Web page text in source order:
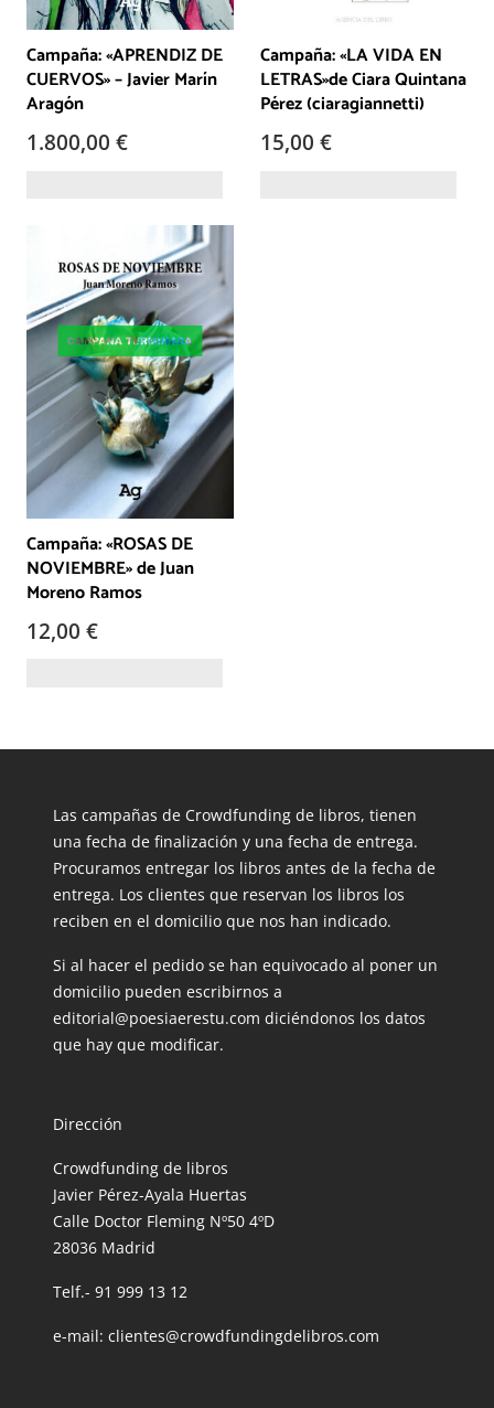
Campaña: «APRENDIZ DE
CUERVOS» – Javier Marín
Aragón
1.800,00 €
Campaña: «LA VIDA EN
LETRAS»de Ciara Quintana
Pérez (ciaragiannetti)
15,00 €
Campaña: «ROSAS DE
NOVIEMBRE» de Juan
Moreno Ramos
12,00 €
Las campañas de Crowdfunding de libros, tienen
una fecha de finalización y una fecha de entrega.
Procuramos entregar los libros antes de la fecha de
entrega. Los clientes que reservan los libros los
reciben en el domicilio que nos han indicado.
Si al hacer el pedido se han equivocado al poner un
domicilio pueden escribirnos a
editorial@poesiaerestu.com diciéndonos los datos
que hay que modificar.
Dirección
Crowdfunding de libros
Javier Pérez-Ayala Huertas
Calle Doctor Fleming Nº50 4ºD
28036 Madrid
Telf.- 91 999 13 12
e-mail: clientes@crowdfundingdelibros.com